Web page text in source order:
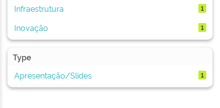
Infraestrutura 1
Inovação 1
Type
Apresentação/Slides
1